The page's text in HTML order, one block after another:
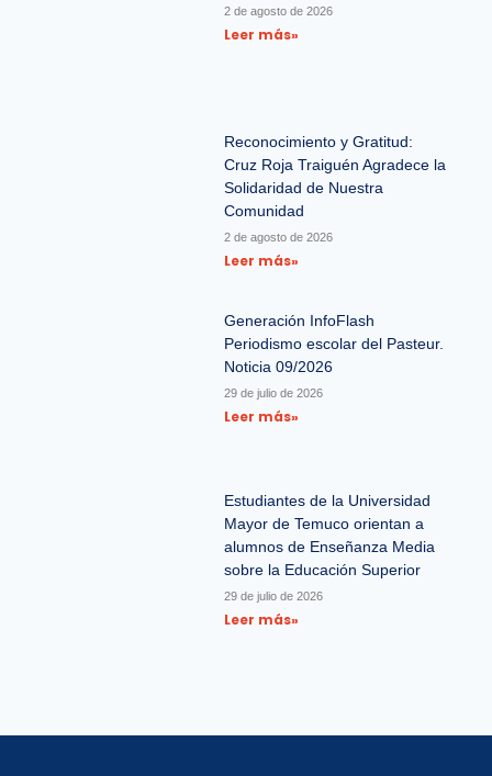
2 de agosto de 2026
Leer más»
Reconocimiento y Gratitud:
Cruz Roja Traiguén Agradece la
Solidaridad de Nuestra
Comunidad
2 de agosto de 2026
Leer más»
Generación InfoFlash
Periodismo escolar del Pasteur.
Noticia 09/2026
29 de julio de 2026
Leer más»
Estudiantes de la Universidad
Mayor de Temuco orientan a
alumnos de Enseñanza Media
sobre la Educación Superior
29 de julio de 2026
Leer más»